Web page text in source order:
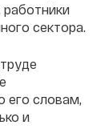
сектора.
его словам,
и